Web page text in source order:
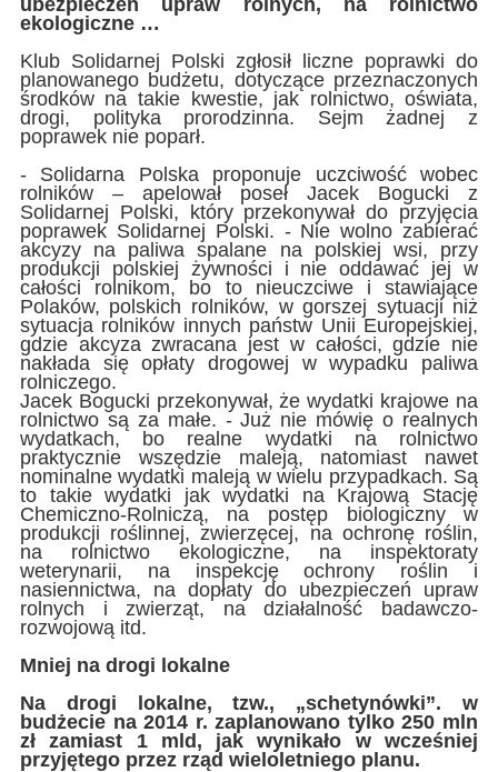
ekologiczne …
Klub Solidarnej Polski zgłosił liczne poprawki do
planowanego budżetu, dotyczące przeznaczonych
środków na takie kwestie, jak rolnictwo, oświata,
drogi, polityka prorodzinna. Sejm żadnej z
poprawek nie poparł.
- Solidarna Polska proponuje uczciwość wobec
rolników – apelował poseł Jacek Bogucki z
Solidarnej Polski, który przekonywał do przyjęcia
poprawek Solidarnej Polski. - Nie wolno zabierać
akcyzy na paliwa spalane na polskiej wsi, przy
produkcji polskiej żywności i nie oddawać jej w
całości rolnikom, bo to nieuczciwe i stawiające
Polaków, polskich rolników, w gorszej sytuacji niż
sytuacja rolników innych państw Unii Europejskiej,
gdzie akcyza zwracana jest w całości, gdzie nie
nakłada się opłaty drogowej w wypadku paliwa
rolniczego.
Jacek Bogucki przekonywał, że wydatki krajowe na
rolnictwo są za małe. - Już nie mówię o realnych
wydatkach, bo realne wydatki na rolnictwo
praktycznie wszędzie maleją, natomiast nawet
nominalne wydatki maleją w wielu przypadkach. Są
to takie wydatki jak wydatki na Krajową Stację
Chemiczno-Rolniczą, na postęp biologiczny w
produkcji roślinnej, zwierzęcej, na ochronę roślin,
na rolnictwo ekologiczne, na inspektoraty
weterynarii, na inspekcję ochrony roślin i
nasiennictwa, na dopłaty do ubezpieczeń upraw
rolnych i zwierząt, na działalność badawczo-
rozwojową itd.
Mniej na drogi lokalne
Na drogi lokalne, tzw., „schetynówki”. w
budżecie na 2014 r. zaplanowano tylko 250 mln
zł zamiast 1 mld, jak wynikało w wcześniej
przyjętego przez rząd wieloletniego planu.